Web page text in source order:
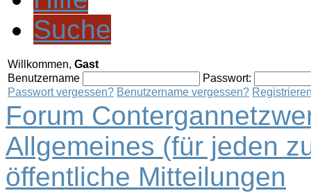
Suche
Willkommen, Gast
Benutzername
Passwort:
Passwort vergessen? Benutzername vergessen?
Forum
Allgemeines (für jeden
öffentliche Mitteilungen